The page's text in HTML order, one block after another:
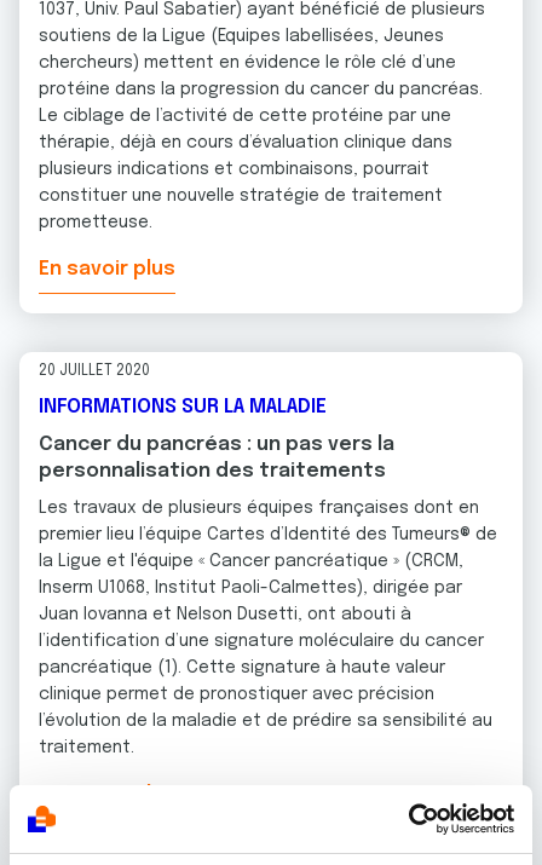
1037, Univ. Paul Sabatier) ayant bénéficié de plusieurs
soutiens de la Ligue (Equipes labellisées, Jeunes
chercheurs) mettent en évidence le rôle clé d’une
protéine dans la progression du cancer du pancréas.
Le ciblage de l’activité de cette protéine par une
thérapie, déjà en cours d’évaluation clinique dans
plusieurs indications et combinaisons, pourrait
constituer une nouvelle stratégie de traitement
prometteuse.
En savoir plus
20 JUILLET 2020
INFORMATIONS SUR LA MALADIE
Cancer du pancréas : un pas vers la
personnalisation des traitements
Les travaux de plusieurs équipes françaises dont en
premier lieu l’équipe Cartes d’Identité des Tumeurs® de
la Ligue et l'équipe « Cancer pancréatique » (CRCM,
Inserm U1068, Institut Paoli-Calmettes), dirigée par
Juan Iovanna et Nelson Dusetti, ont abouti à
l’identification d’une signature moléculaire du cancer
pancréatique (1). Cette signature à haute valeur
clinique permet de pronostiquer avec précision
l’évolution de la maladie et de prédire sa sensibilité au
traitement.